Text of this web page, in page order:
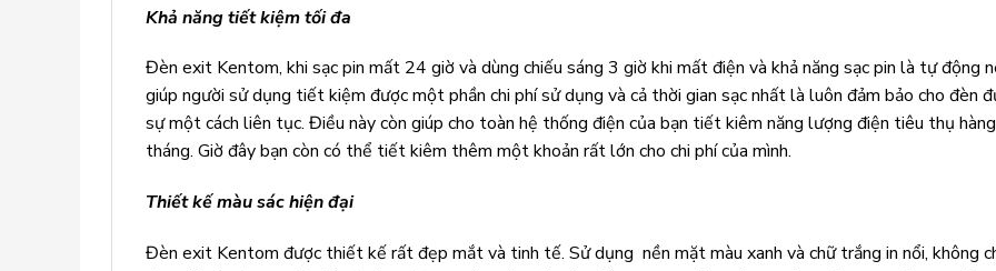
Khả năng tiết kiệm tối đa
Đèn exit Kentom, khi sạc pin mất 24 giờ và dùng chiếu sáng 3 giờ khi mất điện và khả năng sạc pin là tự động
giúp người sử dụng tiết kiệm được một phần chi phí sử dụng và cả thời gian sạc nhất là luôn đảm bảo cho đèn
sự một cách liên tục. Điều này còn giúp cho toàn hệ thống điện của bạn tiết kiêm năng lượng điện tiêu thụ hàng
tháng. Giờ đây bạn còn có thể tiết kiêm thêm một khoản rất lớn cho chi phí của mình.
Thiết kế màu sác hiện đại
Đèn exit Kentom được thiết kế rất đẹp mắt và tinh tế. Sử dụng nền mặt màu xanh và chữ trắng in nổi, không